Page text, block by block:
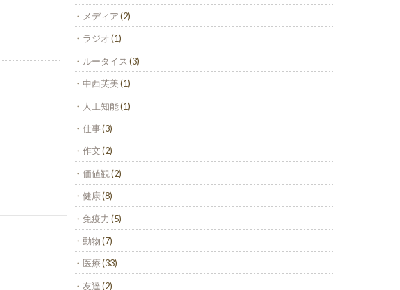
メディア(2)
ラジオ(1)
ルータイス (3)
中西芙美(1)
人工知能(1)
仕事(3)
作文(2)
価値観 (2)
健康(8)
免疫力 (5)
動物(7)
医療(33)
友達(2)